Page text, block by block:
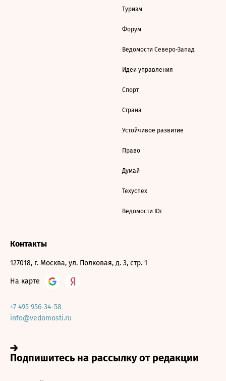
Туризм
Форум
Ведомости Северо-Запад
Идеи управления
Спорт
Страна
Устойчивое развитие
Право
Думай
Техуспех
Ведомости Юг
Контакты
127018, г. Москва, ул. Полковая, д. 3, стр. 1
На карте
+7 495 956-34-58
info@vedomosti.ru